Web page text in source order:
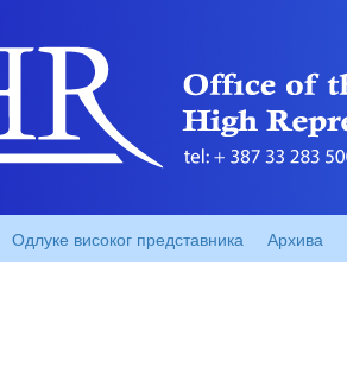
Одлуке високог представника Архива